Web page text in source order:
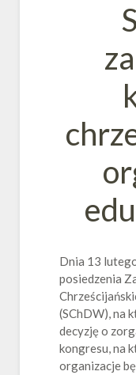
Dnia 13
posiedzenia
(SChDW), na
decyzję o
kongresu, na
organizacje